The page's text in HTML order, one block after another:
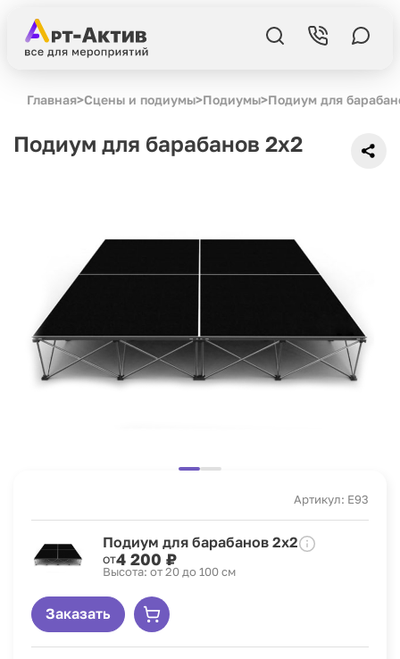
Главная>Сцены и подиумы>Подиумы>Подиум для
Подиум для барабанов 2x2
Артикул: E93
Подиум для барабанов 2x2
от4 200 ₽
Высота: от 20 до 100 см
Заказать